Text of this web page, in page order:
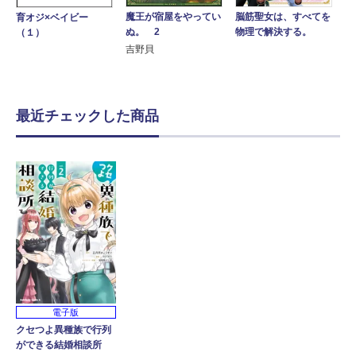
育オジ×ベイビー
（１）
魔王が宿屋をやってい
ぬ。 2
吉野貝
脳筋聖女は、すべてを
物理で解決する。
最近チェックした商品
電子版
クセつよ異種族で行列
ができる結婚相談所